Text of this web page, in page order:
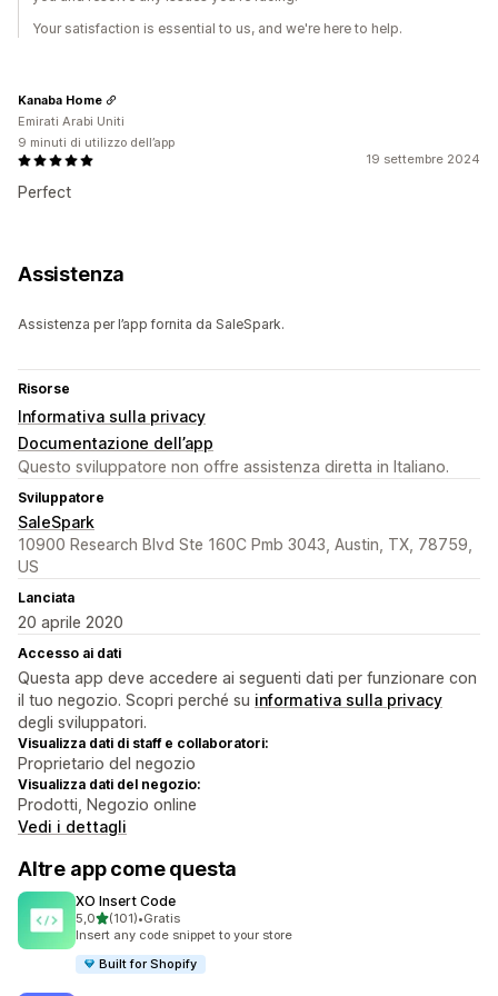
Your satisfaction is essential to us, and we're here to help.
19 settembre 2024
Perfect
Kanaba Home
Emirati Arabi Uniti
9 minuti di utilizzo dell’app
Assistenza
Assistenza per l’app fornita da SaleSpark.
Risorse
Informativa sulla privacy
Documentazione dell’app
Questo sviluppatore non offre assistenza diretta in Italiano.
Sviluppatore
SaleSpark
10900 Research Blvd Ste 160C Pmb 3043, Austin, TX, 78759,
US
Lanciata
20 aprile 2020
Accesso ai dati
Questa app deve accedere ai seguenti dati per funzionare con
il tuo negozio. Scopri perché su informativa sulla privacy
degli sviluppatori.
Visualizza dati di staff e collaboratori:
Proprietario del negozio
Visualizza dati del negozio:
Prodotti, Negozio online
Vedi i dettagli
Altre app come questa
XO Insert Code
5,0stelle su 5
(101)
101 recensioni totali
•Gratis
Insert any code snippet to your store
Built for Shopify